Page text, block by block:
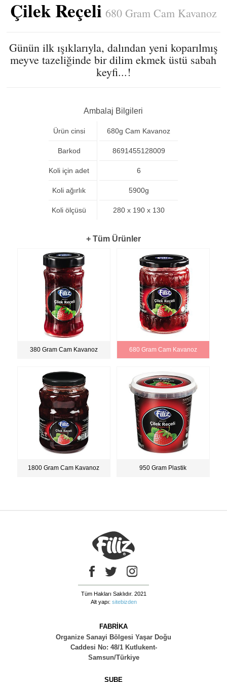
Çilek Reçeli 680 Gram Cam Kavanoz
Günün ilk ışıklarıyla, dalından yeni koparılmış
meyve tazeliğinde bir dilim ekmek üstü sabah
keyfi...!
Ambalaj Bilgileri
Ürün cinsi
Barkod
Koli için adet
Koli ağırlık
Koli ölçüsü
680g Cam Kavanoz
8691455128009
6
5900g
280 x 190 x 130
+ Tüm Ürünler
380 Gram Cam Kavanoz 680 Gram Cam Kavanoz
1800 Gram Cam Kavanoz 950 Gram Plastik
Tüm Hakları Saklıdır. 2021
Alt yapı: sitebizden
FABRİKA
Organize Sanayi Bölgesi Yaşar Doğu
Caddesi No: 48/1 Kutlukent-
Samsun/Türkiye
ŞUBE